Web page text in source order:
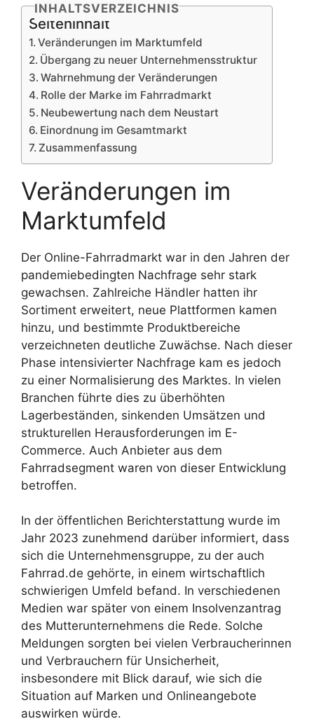
INHALTSVERZEICHNIS
Seiteninhalt
Veränderungen im Marktumfeld
Übergang zu neuer Unternehmensstruktur
Wahrnehmung der Veränderungen
Rolle der Marke im Fahrradmarkt
Neubewertung nach dem Neustart
Einordnung im Gesamtmarkt
Zusammenfassung
Veränderungen im
Marktumfeld
Der Online-Fahrradmarkt war in den Jahren der
pandemiebedingten Nachfrage sehr stark
gewachsen. Zahlreiche Händler hatten ihr
Sortiment erweitert, neue Plattformen kamen
hinzu, und bestimmte Produktbereiche
verzeichneten deutliche Zuwächse. Nach dieser
Phase intensivierter Nachfrage kam es jedoch
zu einer Normalisierung des Marktes. In vielen
Branchen führte dies zu überhöhten
Lagerbeständen, sinkenden Umsätzen und
strukturellen Herausforderungen im E-
Commerce. Auch Anbieter aus dem
Fahrradsegment waren von dieser Entwicklung
betroffen.
In der öffentlichen Berichterstattung wurde im
Jahr 2023 zunehmend darüber informiert, dass
sich die Unternehmensgruppe, zu der auch
Fahrrad.de gehörte, in einem wirtschaftlich
schwierigen Umfeld befand. In verschiedenen
Medien war später von einem Insolvenzantrag
des Mutterunternehmens die Rede. Solche
Meldungen sorgten bei vielen Verbraucherinnen
und Verbrauchern für Unsicherheit,
insbesondere mit Blick darauf, wie sich die
Situation auf Marken und Onlineangebote
auswirken würde.